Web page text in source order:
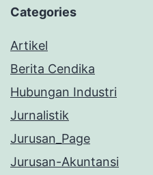
Categories
Artikel
Berita Cendika
Hubungan Industri
Jurnalistik
Jurusan_Page
Jurusan-Akuntansi